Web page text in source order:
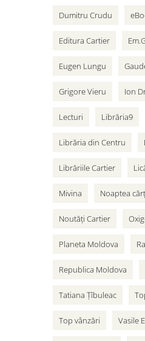
Dumitru Crudu
Editura Cartier
Eugen Lungu
Grigore Vieru Ion
Lecturi Librăria9
Librăria din Centru
Librăriile Cartier
Mivina Noaptea
Noutăți Cartier
Planeta Moldova
Republica Moldova
Tatiana Țîbuleac
Top vânzări Vasile